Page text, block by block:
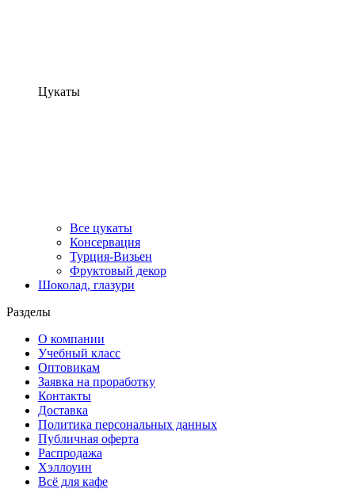
Цукаты
Все цукаты
Консервация
Турция-Визьен
Фруктовый декор
Шоколад, глазури
Разделы
О компании
Учебный класс
Оптовикам
Заявка на проработку
Контакты
Доставка
Политика персональных данных
Публичная оферта
Распродажа
Хэллоуин
Всё для кафе